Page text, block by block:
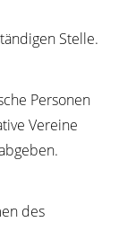
Stelle.
Personen
Vereine
des